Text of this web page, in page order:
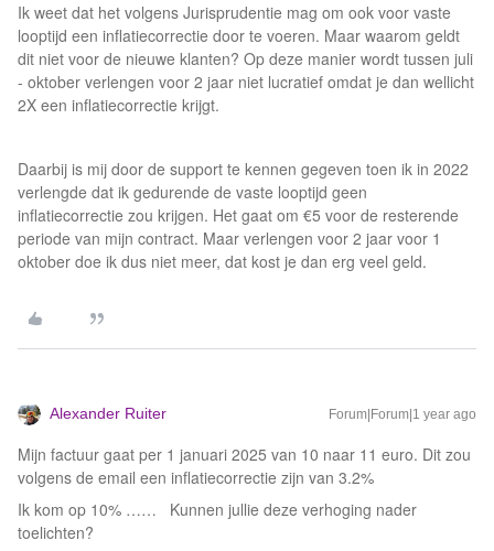
Ik weet dat het volgens Jurisprudentie mag om ook voor vaste
looptijd een inflatiecorrectie door te voeren. Maar waarom geldt
dit niet voor de nieuwe klanten? Op deze manier wordt tussen juli
- oktober verlengen voor 2 jaar niet lucratief omdat je dan wellicht
2X een inflatiecorrectie krijgt.
Daarbij is mij door de support te kennen gegeven toen ik in 2022
verlengde dat ik gedurende de vaste looptijd geen
inflatiecorrectie zou krijgen. Het gaat om €5 voor de resterende
periode van mijn contract. Maar verlengen voor 2 jaar voor 1
oktober doe ik dus niet meer, dat kost je dan erg veel geld.
Alexander Ruiter Forum|Forum|1 year ago
Mijn factuur gaat per 1 januari 2025 van 10 naar 11 euro. Dit zou
volgens de email een inflatiecorrectie zijn van 3.2%
Ik kom op 10% …… Kunnen jullie deze verhoging nader
toelichten?